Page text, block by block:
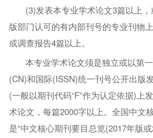
(3)发表本专业学术论文3篇以上
版部门认可的有内部刊号的专业刊物
或调查报告4篇以上。
本专业学术论文须是独立或以第
(CN)和国际(ISSN)统一刊号公开出版
(一般以期刊代码“F”作为认定依据)上
术论文，每篇2000字以上。全国中文
是“中文核心期刊要目总览(2017年版